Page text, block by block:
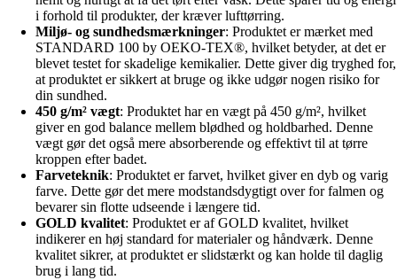
i forhold til produkter, der kræver lufttørring.
Miljø- og sundhedsmærkninger: Produktet er mærket med
STANDARD 100 by OEKO-TEX®, hvilket betyder, at det er
blevet testet for skadelige kemikalier. Dette giver dig tryghed for,
at produktet er sikkert at bruge og ikke udgør nogen risiko for
din sundhed.
450 g/m² vægt: Produktet har en vægt på 450 g/m², hvilket
giver en god balance mellem blødhed og holdbarhed. Denne
vægt gør det også mere absorberende og effektivt til at tørre
kroppen efter badet.
Farveteknik: Produktet er farvet, hvilket giver en dyb og varig
farve. Dette gør det mere modstandsdygtigt over for falmen og
bevarer sin flotte udseende i længere tid.
GOLD kvalitet: Produktet er af GOLD kvalitet, hvilket
indikerer en høj standard for materialer og håndværk. Denne
kvalitet sikrer, at produktet er slidstærkt og kan holde til daglig
brug i lang tid.